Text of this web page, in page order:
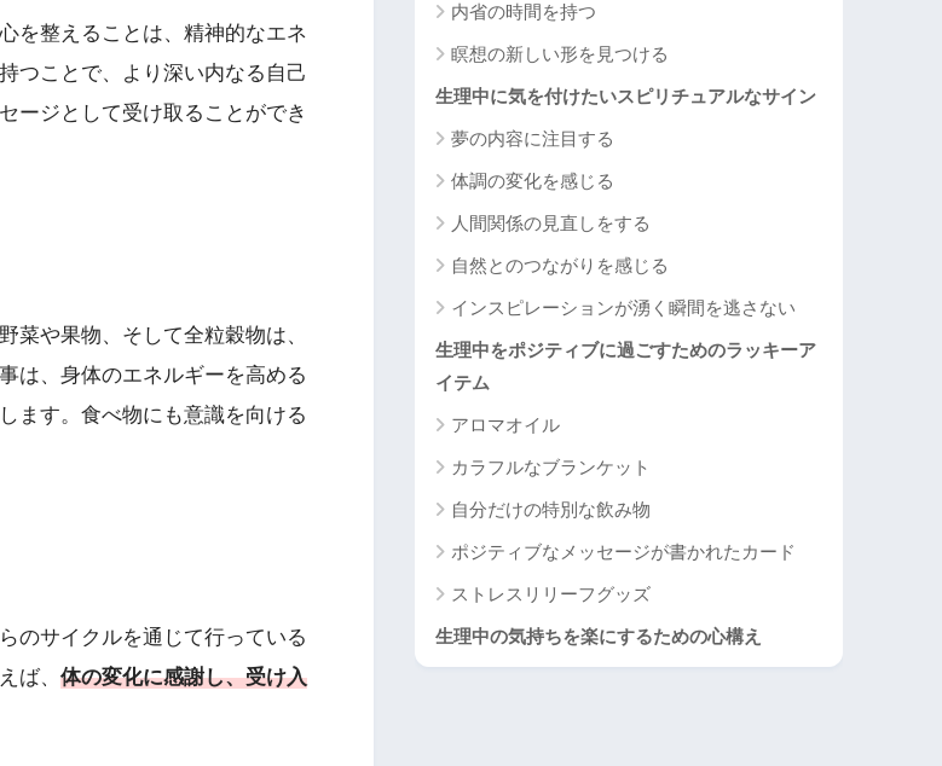
を整えることは、精神的なエネ
つことで、より深い内なる自己
ージとして受け取ることができ
菜や果物、そして全粒穀物は、
は、身体のエネルギーを高める
ます。食べ物にも意識を向ける
のサイクルを通じて行っている
ば、 体の変化に感謝し、受け入
内省の時間を持つ
瞑想の新しい形を見つける
生理中に気を付けたいスピリチュアルなサイン
夢の内容に注目する
体調の変化を感じる
人間関係の見直しをする
自然とのつながりを感じる
インスピレーションが湧く瞬間を逃さない
生理中をポジティブに過ごすためのラッキーア
イテム
アロマオイル
カラフルなブランケット
自分だけの特別な飲み物
ポジティブなメッセージが書かれたカード
ストレスリリーフグッズ
生理中の気持ちを楽にするための心構え